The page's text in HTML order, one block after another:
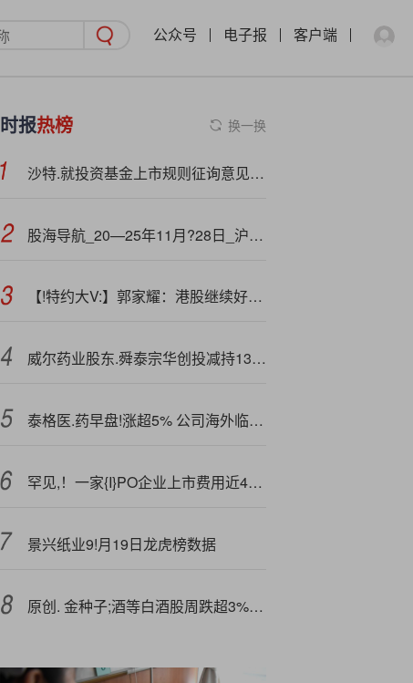
公众号 电子报 客户端
时报热榜 换一换
沙特.就投资基金上市规则征询意见 促进投资渠道多元化规范化
股海导航_20—25年11月?28日_沪深股市公告与交易提示
【!特约大V:】郭家耀：港股继续好淡争持 指数在25,000点水平上落
威尔药业股东.舜泰宗华创投减持135万股
泰格医.药早盘!涨超5% 公司海外临床运营业务呈现较快增长趋势
罕见,！一家{I}PO企业上市费用近4亿元！
景兴纸业9!月19日龙虎榜数据
原创. 金种子;酒等白酒股周跌超3%，白酒指数未能实现周线7连阳